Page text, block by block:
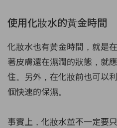
使用化妝水的黃金時間
化妝水也有黃金時間，就是
著皮膚還在濕潤的狀態，就
住。另外，在化妝前也可以
個快速的保濕。
事實上，化妝水並不一定要